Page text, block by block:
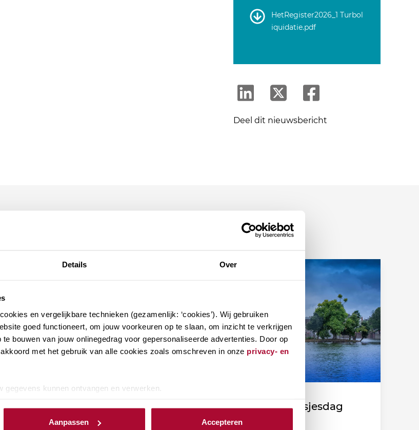
Details Over
en vergelijkbare technieken (gezamenlijk: ‘cookies’). Wij gebruiken
goed functioneert, om jouw voorkeuren op te slaan, om inzicht te verkrijgen
bouwen van jouw onlinegedrag voor gepersonaliseerde advertenties. Door op
met het gebruik van alle cookies zoals omschreven in onze privacy- en
gegevens kunnen ontvangen en verwerken.
Aanpassen Accepteren
HetRegister2026_1 Turbol
iquidatie.pdf
Deel dit nieuwsbericht
Podcast (afl. 172): Notaris
Klaver over de Papieren
Fiscale duiding Prinsjesdag
2026